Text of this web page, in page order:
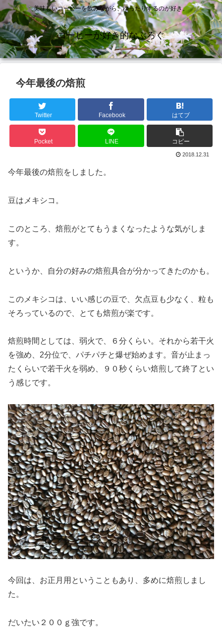
美味しいコーヒーを飲みながら、ゆったりするのが好き。
コーヒーが好き的なぶろぐ
今年最後の焙煎
Twitter Facebook はてブ
Pocket LINE コピー
2018.12.31
今年最後の焙煎をしました。
豆はメキシコ。
このところ、焙煎がとてもうまくなったような気がしま
す。
というか、自分の好みの焙煎具合が分かってきたのかも。
このメキシコは、いい感じの豆で、欠点豆も少なく、粒も
そろっているので、とても焙煎が楽です。
焙煎時間としては、弱火で、６分くらい。それから若干火
を強め、2分位で、パチパチと爆ぜ始めます。音が止まっ
たくらいで若干火を弱め、９０秒くらい焙煎して終了とい
う感じです。
今回は、お正月用ということもあり、多めに焙煎しまし
た。
だいたい２００ｇ強です。